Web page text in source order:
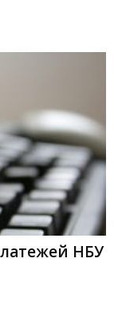
НБУ